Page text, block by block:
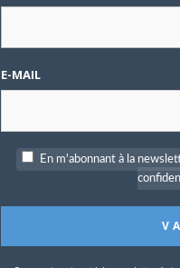
temps que je veux y aller…
: fond rouge !!!!
E-MAIL
En m'abonnant à la